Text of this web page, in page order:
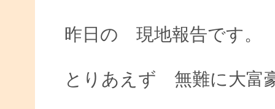
昨日の 現地報告です。
とりあえず 無難に大富